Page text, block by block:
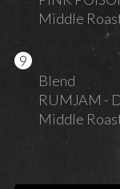
Middle
Blend
RUMJAM -
Middle